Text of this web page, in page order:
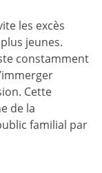
les excès
jeunes.
constamment
Cette
de la
familial par